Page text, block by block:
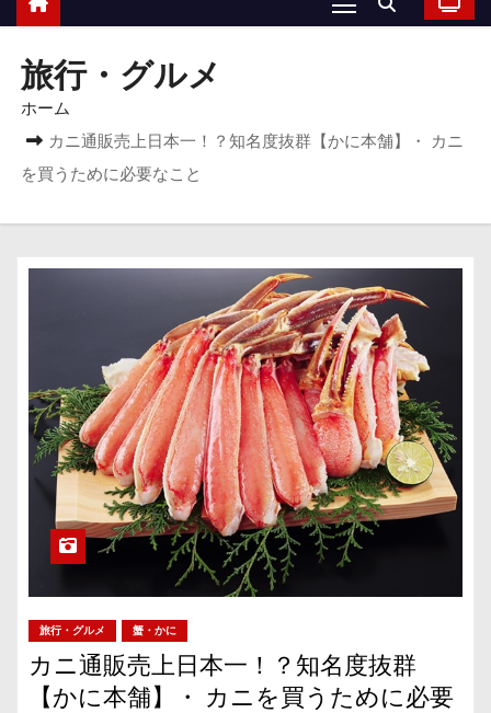
旅行・グルメ
ホーム
カニ通販売上日本一！？知名度抜群【かに本舗】・ カニ
を買うために必要なこと
旅行・グルメ 蟹・かに
カニ通販売上日本一！？知名度抜群
【かに本舗】・ カニを買うために必要